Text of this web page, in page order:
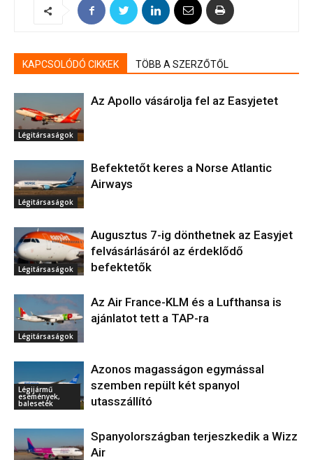
KAPCSOLÓDÓ CIKKEK TÖBB A SZERZŐTŐL
Légitársaságok
Az Apollo vásárolja fel az Easyjetet
Légitársaságok
Befektetőt keres a Norse Atlantic
Airways
Légitársaságok
Augusztus 7-ig dönthetnek az Easyjet
felvásárlásáról az érdeklődő
befektetők
Légitársaságok
Az Air France-KLM és a Lufthansa is
ajánlatot tett a TAP-ra
Légijármű
események,
balesetek
Azonos magasságon egymással
szemben repült két spanyol
utasszállító
Spanyolországban terjeszkedik a Wizz
Air